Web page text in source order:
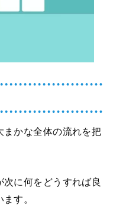
まかな全体の流れを把
に何をどうすれば良
す。